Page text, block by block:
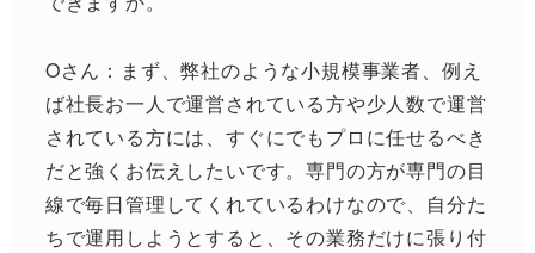
Oさん：まず、弊社のような小規模事業者、例え
ば社長お一人で運営されている方や少人数で運営
されている方には、すぐにでもプロに任せるべき
だと強くお伝えしたいです。専門の方が専門の目
線で毎日管理してくれているわけなので、自分た
ちで運用しようとすると、その業務だけに張り付